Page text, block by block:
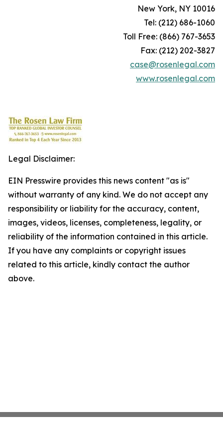
New York, NY 10016
Tel: (212) 686-1060
Toll Free: (866) 767-3653
Fax: (212) 202-3827
case@rosenlegal.com
www.rosenlegal.com
Legal Disclaimer:
EIN Presswire provides this news content "as is"
without warranty of any kind. We do not accept any
responsibility or liability for the accuracy, content,
images, videos, licenses, completeness, legality, or
reliability of the information contained in this article.
If you have any complaints or copyright issues
related to this article, kindly contact the author
above.